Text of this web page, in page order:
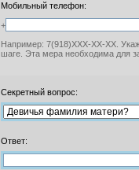
Мобильный телефон:
+
Например: 7(918)XXX-XX-XX.
шаге. Эта мера необходима для
Секретный вопрос:
Ответ: